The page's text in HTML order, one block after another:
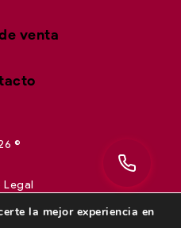
venta
©
Legal
la mejor experiencia en